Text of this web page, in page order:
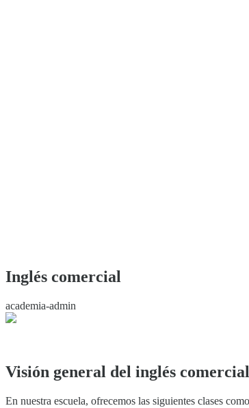
Inglés comercial
academia-admin
Visión general del inglés comercial
En nuestra escuela, ofrecemos las siguientes clases